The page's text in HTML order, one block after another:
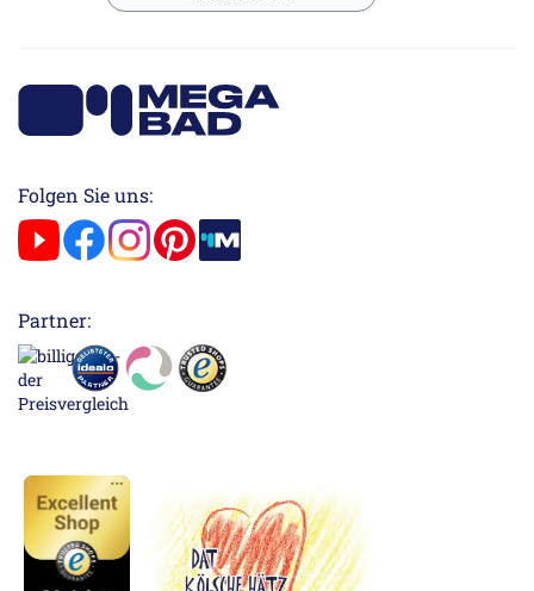
Folgen Sie uns:
Partner: